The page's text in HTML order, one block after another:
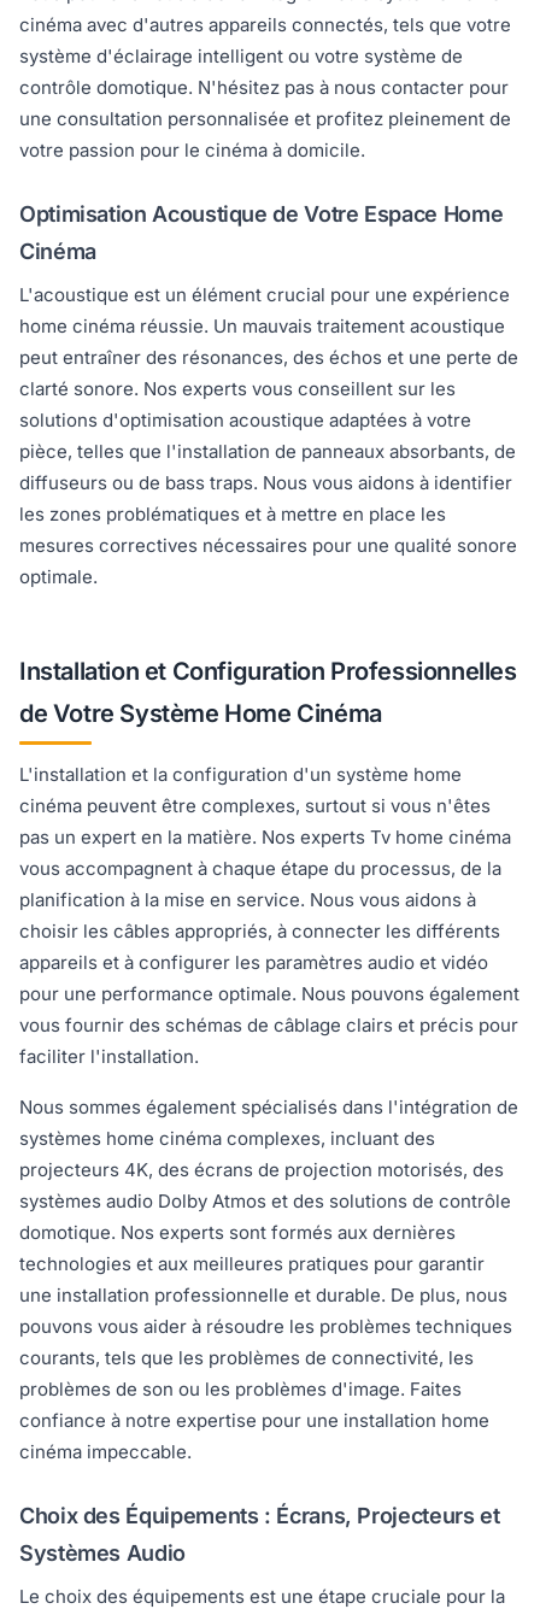
cinéma avec d'autres appareils connectés, tels que votre
système d'éclairage intelligent ou votre système de
contrôle domotique. N'hésitez pas à nous contacter pour
une consultation personnalisée et profitez pleinement de
votre passion pour le cinéma à domicile.
Optimisation Acoustique de Votre Espace Home
Cinéma
L'acoustique est un élément crucial pour une expérience
home cinéma réussie. Un mauvais traitement acoustique
peut entraîner des résonances, des échos et une perte de
clarté sonore. Nos experts vous conseillent sur les
solutions d'optimisation acoustique adaptées à votre
pièce, telles que l'installation de panneaux absorbants, de
diffuseurs ou de bass traps. Nous vous aidons à identifier
les zones problématiques et à mettre en place les
mesures correctives nécessaires pour une qualité sonore
optimale.
Installation et Configuration Professionnelles
de Votre Système Home Cinéma
L'installation et la configuration d'un système home
cinéma peuvent être complexes, surtout si vous n'êtes
pas un expert en la matière. Nos experts Tv home cinéma
vous accompagnent à chaque étape du processus, de la
planification à la mise en service. Nous vous aidons à
choisir les câbles appropriés, à connecter les différents
appareils et à configurer les paramètres audio et vidéo
pour une performance optimale. Nous pouvons également
vous fournir des schémas de câblage clairs et précis pour
faciliter l'installation.
Nous sommes également spécialisés dans l'intégration de
systèmes home cinéma complexes, incluant des
projecteurs 4K, des écrans de projection motorisés, des
systèmes audio Dolby Atmos et des solutions de contrôle
domotique. Nos experts sont formés aux dernières
technologies et aux meilleures pratiques pour garantir
une installation professionnelle et durable. De plus, nous
pouvons vous aider à résoudre les problèmes techniques
courants, tels que les problèmes de connectivité, les
problèmes de son ou les problèmes d'image. Faites
confiance à notre expertise pour une installation home
cinéma impeccable.
Choix des Équipements : Écrans, Projecteurs et
Systèmes Audio
Le choix des équipements est une étape cruciale pour la